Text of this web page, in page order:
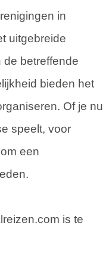
in
uitgebreide
de betreffende
bieden het
Of je nu
speelt, voor
een
is te